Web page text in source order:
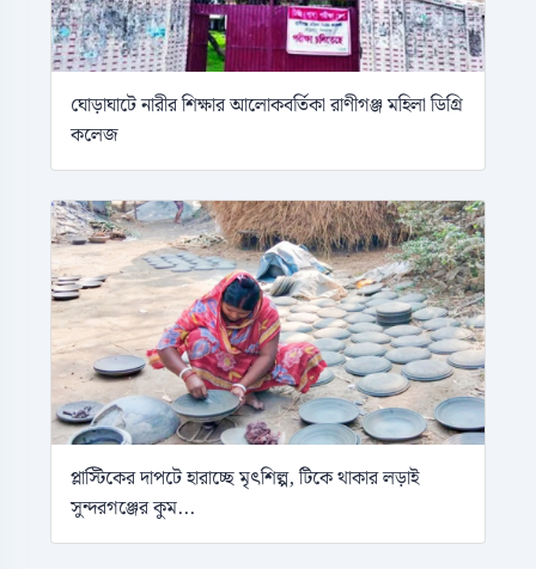
ঘোড়াঘাটে নারীর শিক্ষার আলোকবর্তিকা রাণীগঞ্জ মহিলা ডিগ্রি
কলেজ
প্লাস্টিকের দাপটে হারাচ্ছে মৃৎশিল্প, টিকে থাকার লড়াই
সুন্দরগঞ্জের কুম...